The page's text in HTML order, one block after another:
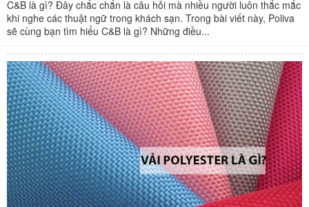
C&B là gì? Đây chắc chắn là câu hỏi mà nhiều người luôn thắc mắc
khi nghe các thuật ngữ trong khách sạn. Trong bài viết này, Poliva
sẽ cùng bạn tìm hiểu C&B là gì? Những điều...